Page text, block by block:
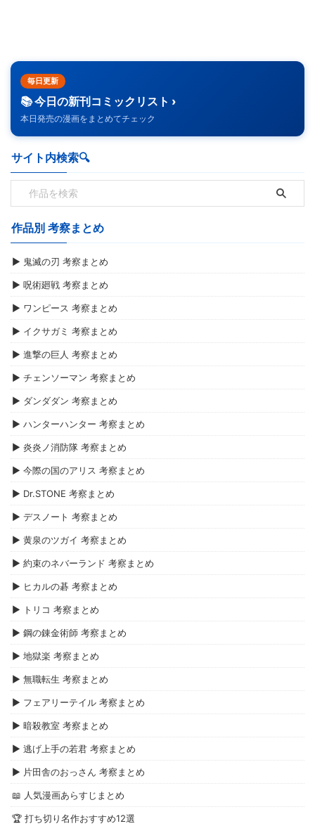
毎日更新
📚 今日の新刊コミックリスト ›
本日発売の漫画をまとめてチェック
サイト内検索🔍️
作品別 考察まとめ
▶ 鬼滅の刃 考察まとめ
▶ 呪術廻戦 考察まとめ
▶ ワンピース 考察まとめ
▶ イクサガミ 考察まとめ
▶ 進撃の巨人 考察まとめ
▶ チェンソーマン 考察まとめ
▶ ダンダダン 考察まとめ
▶ ハンターハンター 考察まとめ
▶ 炎炎ノ消防隊 考察まとめ
▶ 今際の国のアリス 考察まとめ
▶ Dr.STONE 考察まとめ
▶ デスノート 考察まとめ
▶ 黄泉のツガイ 考察まとめ
▶ 約束のネバーランド 考察まとめ
▶ ヒカルの碁 考察まとめ
▶ トリコ 考察まとめ
▶ 鋼の錬金術師 考察まとめ
▶ 地獄楽 考察まとめ
▶ 無職転生 考察まとめ
▶ フェアリーテイル 考察まとめ
▶ 暗殺教室 考察まとめ
▶ 逃げ上手の若君 考察まとめ
▶ 片田舎のおっさん 考察まとめ
📖 人気漫画あらすじまとめ
🏆 打ち切り名作おすすめ12選